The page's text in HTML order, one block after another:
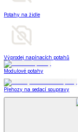
Potahy na židle
Výprodej napínacích potahů
Modulové potahy
Přehozy na sedací soupravy